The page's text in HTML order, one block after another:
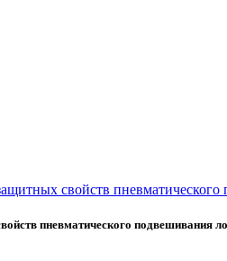
свойств
пневматического подвешивания